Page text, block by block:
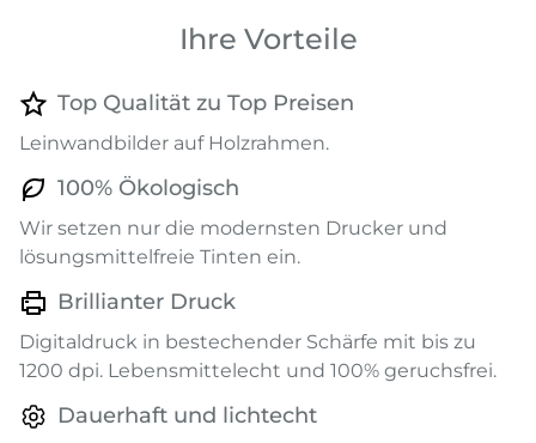
Ihre Vorteile
Top Qualität zu Top Preisen
Leinwandbilder auf Holzrahmen.
100% Ökologisch
Wir setzen nur die modernsten Drucker und
lösungsmittelfreie Tinten ein.
Brillianter Druck
Digitaldruck in bestechender Schärfe mit bis zu
1200 dpi. Lebensmittelecht und 100% geruchsfrei.
Dauerhaft und lichtecht